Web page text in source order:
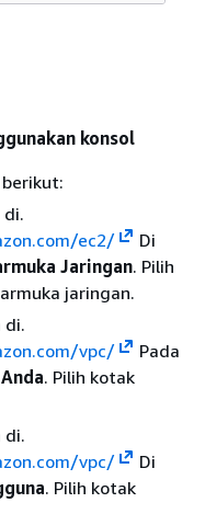
konsol
di.
ec2/
Di
Jaringan. Pilih
jaringan.
di.
vpc/
Pada
. Pilih kotak
di.
vpc/
Di
. Pilih kotak